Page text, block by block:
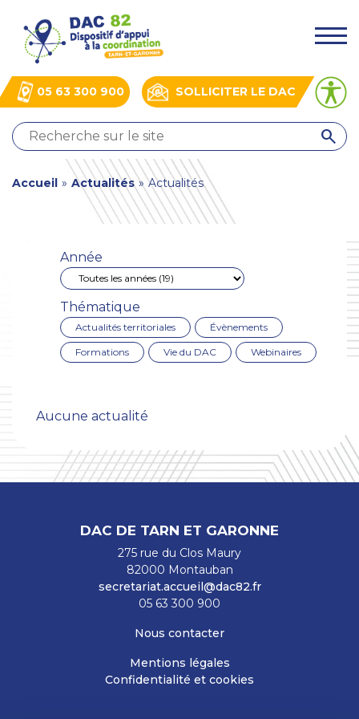
contenu
principal
SOLLICITER LE DAC
05 63 300 900
.
QUI
SOMMES-
?
BOÎTE
OUTILS
You
here
Accueil » Actualités » Actualités
Thématique
Actualités territoriales Évènements
Formations Vie du DAC Webinaires
Année
Aucune actualité
DAC DE TARN ET GARONNE
275 rue du Clos Maury
82000 Montauban
secretariat.accueil@dac82.fr
05 63 300 900
Nous contacter
Mentions légales
Confidentialité et cookies